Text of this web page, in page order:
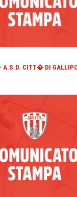
A.S.D. CITT� DI